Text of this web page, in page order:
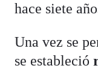
hace siete
Una vez se
se estableció